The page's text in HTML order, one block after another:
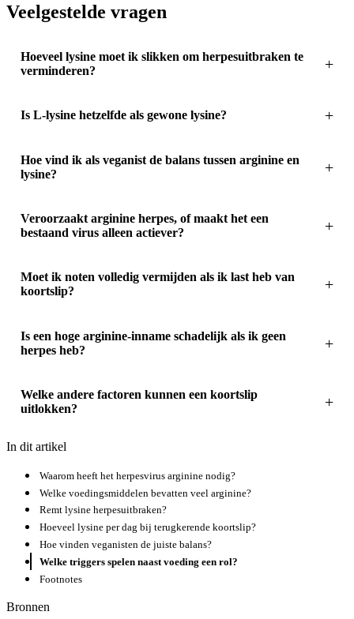
Veelgestelde vragen
Hoeveel lysine moet ik slikken om herpesuitbraken te
verminderen?
Is L-lysine hetzelfde als gewone lysine?
Hoe vind ik als veganist de balans tussen arginine en
lysine?
Veroorzaakt arginine herpes, of maakt het een
bestaand virus alleen actiever?
Moet ik noten volledig vermijden als ik last heb van
koortslip?
Is een hoge arginine-inname schadelijk als ik geen
herpes heb?
Welke andere factoren kunnen een koortslip
uitlokken?
In dit artikel
Waarom heeft het herpesvirus arginine nodig?
Welke voedingsmiddelen bevatten veel arginine?
Remt lysine herpesuitbraken?
Hoeveel lysine per dag bij terugkerende koortslip?
Hoe vinden veganisten de juiste balans?
Welke triggers spelen naast voeding een rol?
Footnotes
Bronnen